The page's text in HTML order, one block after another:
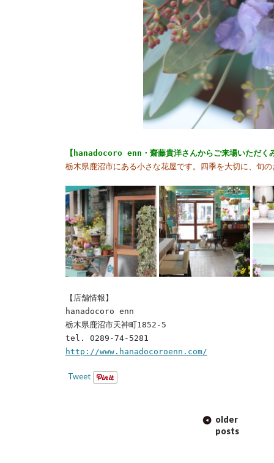
【hanadocoro enn・齋藤貴洋さんからご来場いただく
栃木県鹿沼市にある小さな花屋です。四季を大切に、旬
【店舗情報】
hanadocoro enn
栃木県鹿沼市天神町1852-5
tel. 0289-74-5281
http://www.hanadocoroenn.com/
Tweet
older
posts